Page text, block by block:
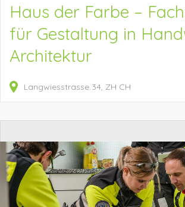
Haus der Farbe –
für Gestaltung in
Architektur
Langwiesstrasse 34 ZH CH